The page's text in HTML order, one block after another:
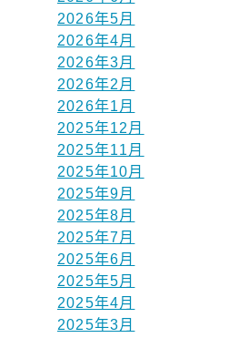
2026年5月
2026年4月
2026年3月
2026年2月
2026年1月
2025年12月
2025年11月
2025年10月
2025年9月
2025年8月
2025年7月
2025年6月
2025年5月
2025年4月
2025年3月